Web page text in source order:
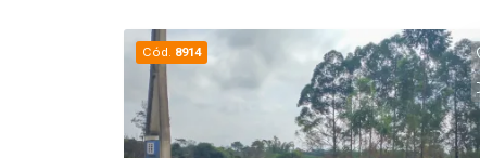
Cód. 8914